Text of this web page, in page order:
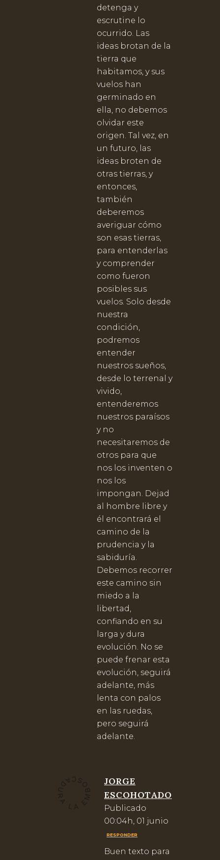
detenga y
escrutine lo
ocurrido. Las
ideas brotan de la
tierra que
habitamos, y sus
vuelos han
germinado en
ella, no debemos
olvidar este
origen. Tal vez, en
un futuro, las
ideas broten de
otras tierras, y
entonces,
también
deberemos
averiguar cómo
son esas tierras,
para entenderlas
y comprender
como fueron
posibles sus
vuelos. Solo desde
nuestra
condición,
podremos
entender
nuestros sueños,
desde lo terrenal y
vivido,
entenderemos
nuestros paraísos
y no
necesitaremos de
otros para que
nos los inventen o
nos los
impongan. Dejad
al hombre libre y
él encontrará el
camino de la
prudencia y la
sabiduría.
Debemos recorrer
este camino sin
miedo a la
libertad,
confiando en su
larga y dura
evolución. No se
puede frenar esta
evolución, seguirá
adelante, más
lenta con palos
en las ruedas,
pero seguirá
adelante.
JORGE
ESCOHOTADO
Publicado
00:04h, 01 junio
RESPONDER
Buen texto para